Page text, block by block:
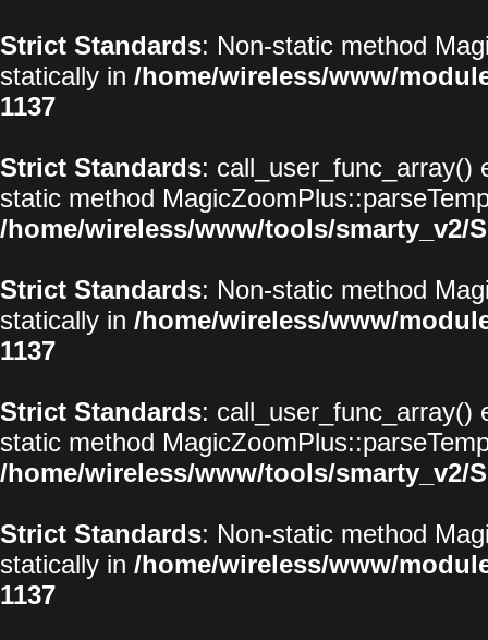
Strict Standards: Non-static method
statically in /home/wireless/www/
1137
Strict Standards: call_user_func_array()
static method
/home/wireless/www/tools/smarty_v2/
Strict Standards: Non-static method
statically in /home/wireless/www/
1137
Strict Standards: call_user_func_array()
static method
/home/wireless/www/tools/smarty_v2/
Strict Standards: Non-static method
statically in /home/wireless/www/
1137